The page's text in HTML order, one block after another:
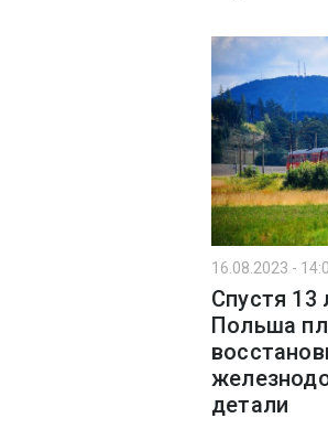
16.08.2023 -
Спустя 13
Польша
детали